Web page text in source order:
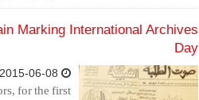
Marking International Archives
Day
for the first